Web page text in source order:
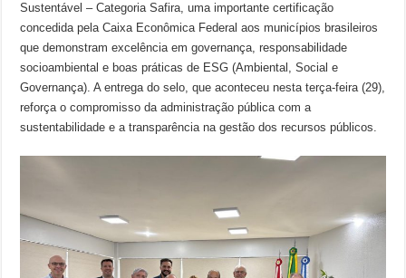
Sustentável – Categoria Safira, uma importante certificação
concedida pela Caixa Econômica Federal aos municípios brasileiros
que demonstram excelência em governança, responsabilidade
socioambiental e boas práticas de ESG (Ambiental, Social e
Governança). A entrega do selo, que aconteceu nesta terça-feira (29),
reforça o compromisso da administração pública com a
sustentabilidade e a transparência na gestão dos recursos públicos.